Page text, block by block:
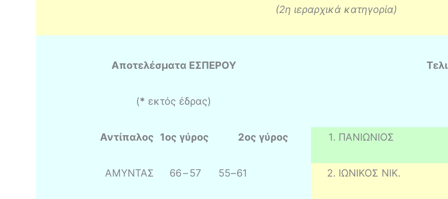
(2η ιεραρχικά κατηγορία)
Αποτελέσματα ΕΣΠΕΡΟΥ
(* εκτός έδρας)
Αντίπαλος 1ος γύρος 2ος γύρος 1. ΠΑΝΙΩΝΙΟΣ
ΑΜΥΝΤΑΣ 66–57 55–61 2. ΙΩΝΙΚΟΣ ΝΙΚ.